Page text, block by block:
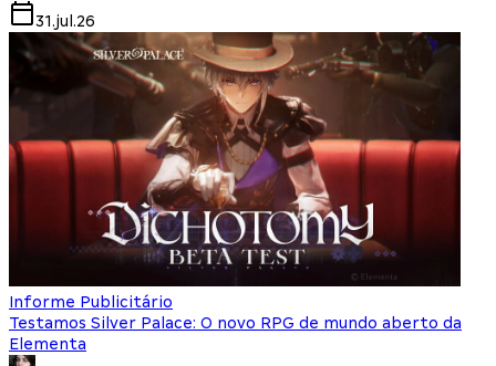
31.jul.26
Informe Publicitário
Testamos Silver Palace: O novo RPG de mundo aberto da
Elementa